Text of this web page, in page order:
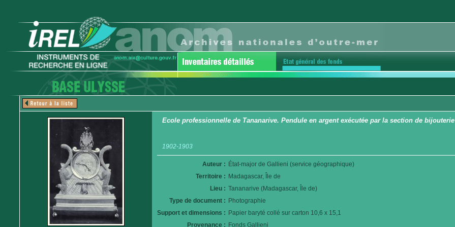
Ecole professionnelle de Tananarive. Pendule en argent exécutée par la section de bijouterie
1902-1903
Auteur : État-major de Gallieni (service géographique)
Territoire : Madagascar, Île de
Lieu : Tananarive (Madagascar, Île de)
Type de document : Photographie
Support et dimensions : Papier baryté collé sur carton 10,6 x 15,1
Provenance : Fonds Gallieni